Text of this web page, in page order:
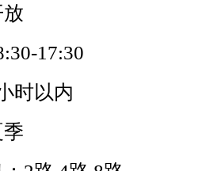
17:30
时以内